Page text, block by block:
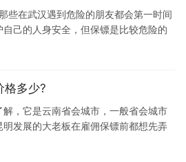
些在武汉遇到危险的朋友都会第一时间
己的人身安全，但保镖是比较危险的
格多少?
，它是云南省会城市，一般省会城市
发展的大老板在雇佣保镖前都想先弄